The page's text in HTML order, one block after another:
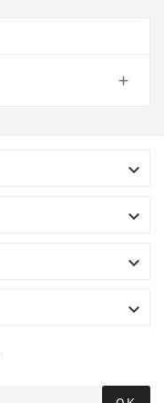




